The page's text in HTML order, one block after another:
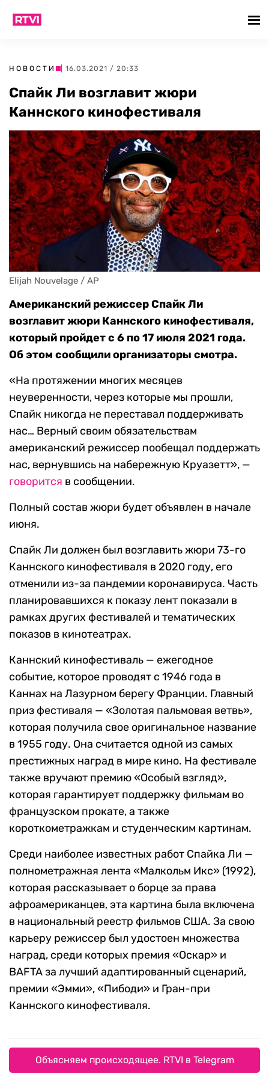
НОВОСТИ | 16.03.2021 / 20:33
Спайк Ли возглавит жюри
Каннского кинофестиваля
Elijah Nouvelage / AP
Американский режиссер Спайк Ли
возглавит жюри Каннского кинофестиваля,
который пройдет с 6 по 17 июля 2021 года.
Об этом сообщили организаторы смотра.
«На протяжении многих месяцев
неуверенности, через которые мы прошли,
Спайк никогда не переставал поддерживать
нас… Верный своим обязательствам
американский режиссер пообещал поддержать
нас, вернувшись на набережную Круазетт», —
говорится в сообщении.
Полный состав жюри будет объявлен в начале
июня.
Спайк Ли должен был возглавить жюри 73-го
Каннского кинофестиваля в 2020 году, его
отменили из-за пандемии коронавируса. Часть
планировавшихся к показу лент показали в
рамках других фестивалей и тематических
показов в кинотеатрах.
Каннский кинофестиваль — ежегодное
событие, которое проводят с 1946 года в
Каннах на Лазурном берегу Франции. Главный
приз фестиваля — «Золотая пальмовая ветвь»,
которая получила свое оригинальное название
в 1955 году. Она считается одной из самых
престижных наград в мире кино. На фестивале
также вручают премию «Особый взгляд»,
которая гарантирует поддержку фильмам во
французском прокате, а также
короткометражкам и студенческим картинам.
Среди наиболее известных работ Спайка Ли —
полнометражная лента «Малкольм Икс» (1992),
которая рассказывает о борце за права
афроамериканцев, эта картина была включена
в национальный реестр фильмов США. За свою
карьеру режиссер был удостоен множества
наград, среди которых премия «Оскар» и
BAFTA за лучший адаптированный сценарий,
премии «Эмми», «Пибоди» и Гран-при
Каннского кинофестиваля.
Объясняем происходящее. RTVI в Telegram